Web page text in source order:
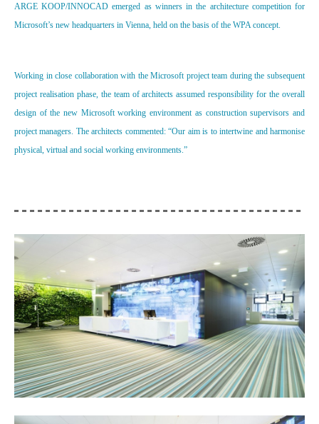
ARGE KOOP/INNOCAD emerged as winners in the architecture competition for
Microsoft’s new headquarters in Vienna, held on the basis of the WPA concept.
Working in close collaboration with the Microsoft project team during the subsequent
project realisation phase, the team of architects assumed responsibility for the overall
design of the new Microsoft working environment as construction supervisors and
project managers. The architects commented: “Our aim is to intertwine and harmonise
physical, virtual and social working environments.”